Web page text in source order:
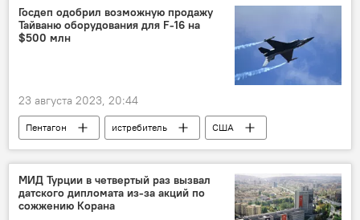
Госдеп одобрил возможную продажу
Тайваню оборудования для F-16 на
$500 млн
23 августа 2023, 20:44
Пентагон истребитель
США
Тайвань
МИД Турции в четвертый раз вызвал
датского дипломата из-за акций по
сожжению Корана